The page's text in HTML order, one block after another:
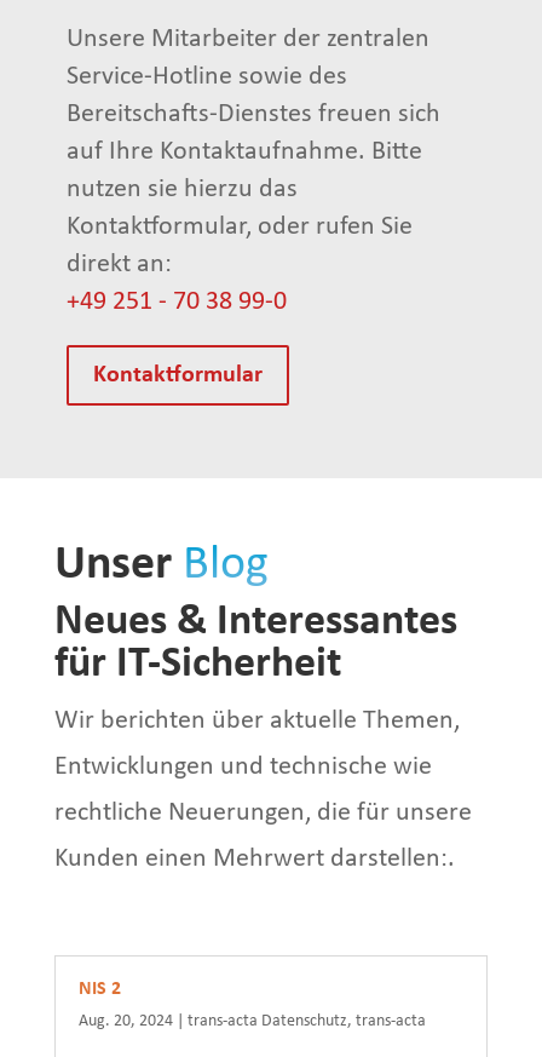
Unsere Mitarbeiter der zentralen
Service-Hotline sowie des
Bereitschafts-Dienstes freuen sich
auf Ihre Kontaktaufnahme. Bitte
nutzen sie hierzu das
Kontaktformular, oder rufen Sie
direkt an:
+49 251 - 70 38 99-0
Kontaktformular
Unser Blog
Neues & Interessantes
für IT-Sicherheit
Wir berichten über aktuelle Themen,
Entwicklungen und technische wie
rechtliche Neuerungen, die für unsere
Kunden einen Mehrwert darstellen:.
NIS 2
Aug. 20, 2024| trans-acta Datenschutz, trans-acta